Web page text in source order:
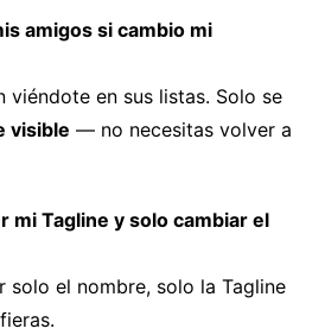
amigos si cambio mi
viéndote en sus listas. Solo se
visible — no necesitas volver a
mi Tagline y solo cambiar el
solo el nombre, solo la Tagline